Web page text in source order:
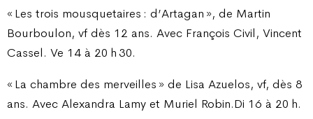
« Les trois mousquetaires : d’Artagan », de Martin
Bourboulon, vf dès 12 ans. Avec François Civil, Vincent
Cassel. Ve 14 à 20 h 30.
« La chambre des merveilles » de Lisa Azuelos, vf, dès 8
ans. Avec Alexandra Lamy et Muriel Robin.Di 16 à 20 h.